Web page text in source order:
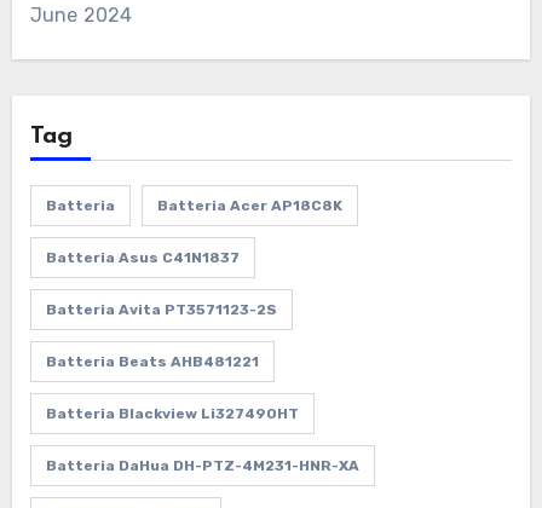
June 2024
Tag
Batteria Batteria Acer AP18C8K
Batteria Asus C41N1837
Batteria Avita PT3571123-2S
Batteria Beats AHB481221
Batteria Blackview Li327490HT
Batteria DaHua DH-PTZ-4M231-HNR-XA